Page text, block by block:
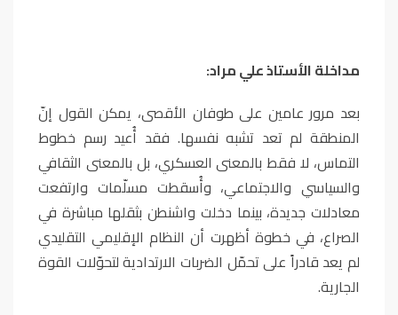
مداخلة الأستاذ علي مراد:
بعد مرور عامين على طوفان الأقصى، يمكن القول إنّ
المنطقة لم تعد تشبه نفسها. فقد أُعيد رسم خطوط
التماس، لا فقط بالمعنى العسكري، بل بالمعنى الثقافي
والسياسي والاجتماعي، وأُسقطت مسلّمات وارتفعت
معادلات جديدة، بينما دخلت واشنطن بثقلها مباشرة في
الصراع، في خطوة أظهرت أن النظام الإقليمي التقليدي
لم يعد قادراً على تحمّل الضربات الارتدادية لتحوّلات القوة
الجارية.